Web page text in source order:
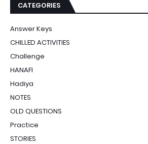
CATEGORIES
Answer Keys
CHILLED ACTIVITIES
Challenge
HANAFI
Hadiya
NOTES
OLD QUESTIONS
Practice
STORIES